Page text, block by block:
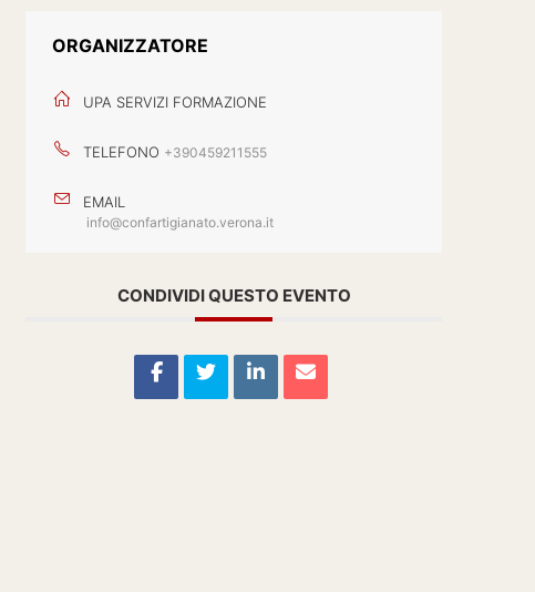
ORGANIZZATORE
UPA SERVIZI FORMAZIONE
TELEFONO +390459211555
EMAIL
info@confartigianato.verona.it
CONDIVIDI QUESTO EVENTO